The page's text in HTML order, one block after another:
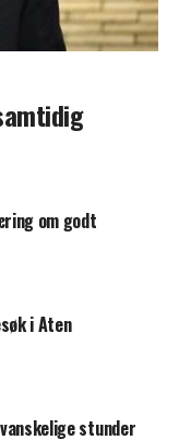
om godt
i Aten
stunder